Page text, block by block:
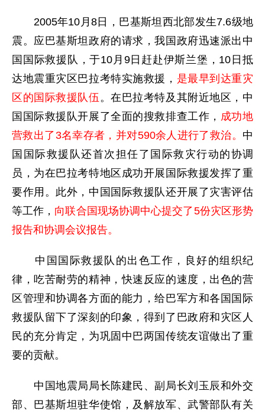
2005年10月8日，巴基斯坦西北部发生7.6级地
震。应巴基斯坦政府的请求，我国政府迅速派出中
国国际救援队，于10月9日赶赴伊斯兰堡，10日抵
达地震重灾区巴拉考特实施救援， 是最早到达重灾
区的国际救援队伍。在巴拉考特及其附近地区，中
国国际救援队开展了全面的搜救排查工作， 成功地
营救出了3名幸存者，并对590余人进行了救治。 中
国国际救援队还首次担任了国际救灾行动的协调
员，为在巴拉考特地区成功开展国际救援发挥了重
要作用。此外，中国国际救援队还开展了灾害评估
等工作， 向联合国现场协调中心提交了5份灾区形势
报告和协调会议报告。
中国国际救援队的出色工作，良好的组织纪
律，吃苦耐劳的精神，快速反应的速度，出色的营
区管理和协调各方面的能力，给巴军方和各国国际
救援队留下了深刻的印象，得到了巴政府和灾区人
民的充分肯定，为巩固中巴两国传统友谊做出了重
要的贡献。
中国地震局局长陈建民、副局长刘玉辰和外交
部、巴基斯坦驻华使馆，及解放军、武警部队有关